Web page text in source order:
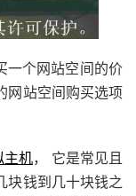
一个网站空间的价
网站空间购买选项
主机， 它是常见且
块钱到几十块钱之